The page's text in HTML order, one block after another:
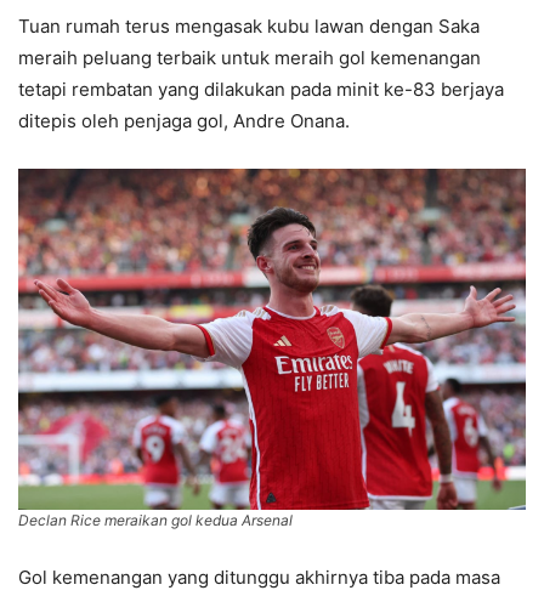
Tuan rumah terus mengasak kubu lawan dengan Saka
meraih peluang terbaik untuk meraih gol kemenangan
tetapi rembatan yang dilakukan pada minit ke-83 berjaya
ditepis oleh penjaga gol, Andre Onana.
Declan Rice meraikan gol kedua Arsenal
Gol kemenangan yang ditunggu akhirnya tiba pada masa